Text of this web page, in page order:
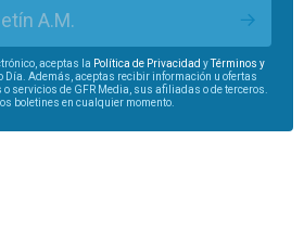
A.M.
aceptas la Política de Privacidad yTérminos y
Día. Además, aceptas recibir información u ofertas
servicios de GFR Media, sus afiliadas o de terceros.
boletines en cualquier momento.